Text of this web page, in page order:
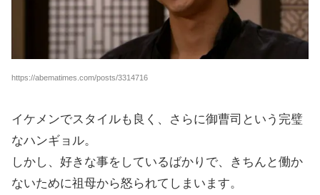
https://abematimes.com/posts/3314716
イケメンでスタイルも良く、さらに御曹司という完璧
なハンギョル。
しかし、好きな事をしているばかりで、きちんと働か
ないために祖母から怒られてしまいます。